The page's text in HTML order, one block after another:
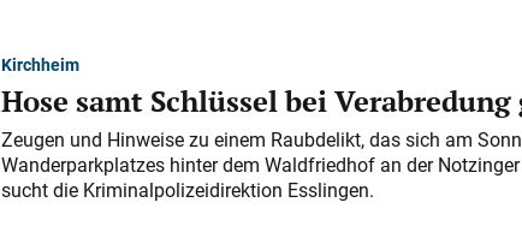
Kirchheim
Hose samt Schlüssel bei
Zeugen und Hinweise zu einem Raubdelikt, das sich am
Wanderparkplatzes hinter dem Waldfriedhof an der
sucht die Kriminalpolizeidirektion Esslingen.